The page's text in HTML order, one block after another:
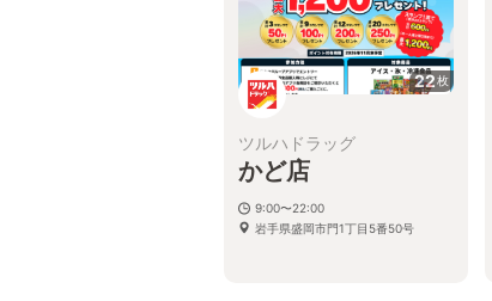
22枚
ツルハドラッグ
かど店
9:00〜22:00
岩手県盛岡市門1丁目5番50号